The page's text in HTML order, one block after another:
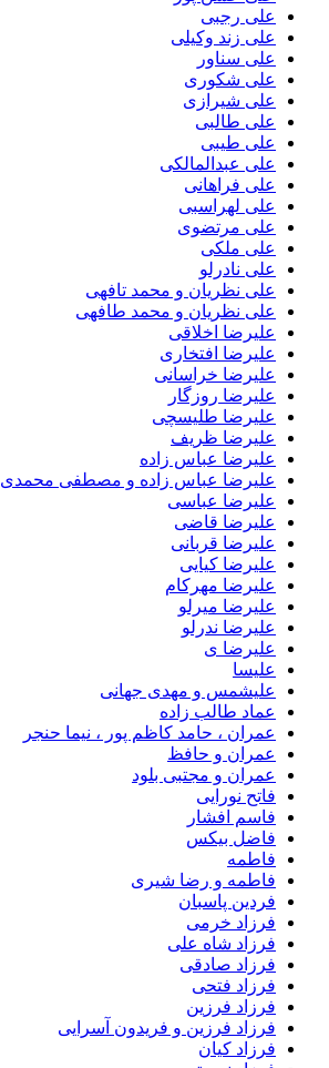
علی رجبی
علی زند وکیلی
علی سناور
علی شکوری
علی شیرازی
علی طالبی
علی طیبی
علی عبدالمالکی
علی فراهانی
علی لهراسبی
علی مرتضوی
علی ملکی
علی نادرلو
علی نظریان و محمد تافهی
علی نظریان و محمد طافهی
علیرضا اخلاقی
علیرضا افتخاری
علیرضا خراسانی
علیرضا روزگار
علیرضا طلیسچی
علیرضا ظریف
علیرضا عباس زاده
علیرضا عباس زاده و مصطفی محمدی
علیرضا عباسی
علیرضا قاضی
علیرضا قربانی
علیرضا کیایی
علیرضا مهرکام
علیرضا میرلو
علیرضا ندرلو
علیرضا ی
علیسا
علیشمس و مهدی جهانی
عماد طالب زاده
عمران ، حامد کاظم پور ، نیما حنجر
عمران و حافظ
عمران و مجتبی بلود
فاتح نورایی
فاسم افشار
فاضل بیکس
فاطمه
فاطمه و رضا شیری
فردین پاسبان
فرزاد خرمی
فرزاد شاه علی
فرزاد صادقى
فرزاد فتحی
فرزاد فرزین
فرزاد فرزین و فریدون آسرایی
فرزاد کیان